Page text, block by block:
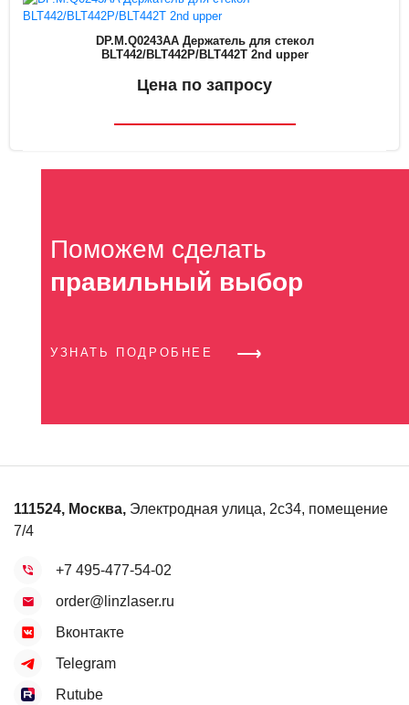
DP.M.Q0243AA Держатель для стекол
BLT442/BLT442P/BLT442T 2nd upper
Цена по запросу
Поможем сделать
правильный выбор
УЗНАТЬ ПОДРОБНЕЕ
111524, Москва, Электродная улица, 2с34, помещение
7/4
+7 495-477-54-02
order@linzlaser.ru
Вконтакте
Telegram
Rutube